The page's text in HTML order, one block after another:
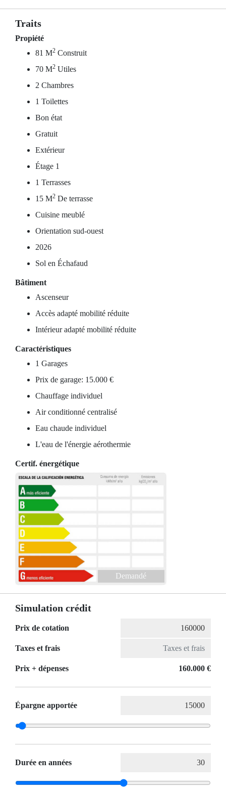
Traits
Propiété
81 M2 Construit
70 M2 Utiles
2 Chambres
1 Toilettes
Bon état
Gratuit
Extérieur
Étage 1
1 Terrasses
15 M2 De terrasse
Cuisine meublé
Orientation sud-ouest
2026
Sol en Échafaud
Bâtiment
Ascenseur
Accès adapté mobilité réduite
Intérieur adapté mobilité réduite
Caractéristiques
1 Garages
Prix de garage: 15.000 €
Chauffage individuel
Air conditionné centralisé
Eau chaude individuel
L'eau de l'énergie aérothermie
Certif. énergétique
Demandé
Simulation crédit
Prix de cotation
Taxes et frais
Prix ​​+ dépenses 160.000 €
Épargne apportée
Durée en années